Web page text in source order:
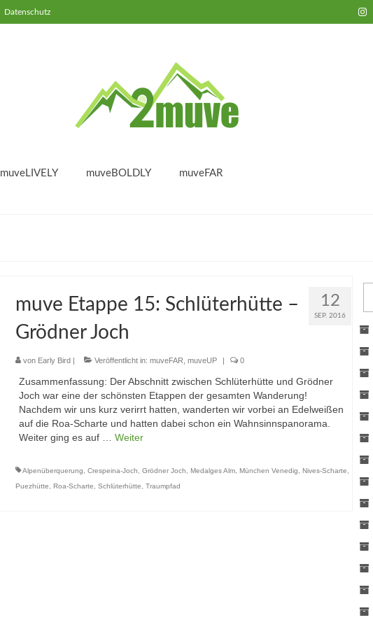
Datenschutz
muveLIVELY muveBOLDLY muveFAR
12
SEP. 2016
muve Etappe 15: Schlüterhütte –
Grödner Joch
von Early Bird| Veröffentlicht in: muveFAR muveUP | 0
Zusammenfassung: Der Abschnitt zwischen Schlüterhütte und Grödner
Joch war eine der schönsten Etappen der gesamten Wanderung!
Nachdem wir uns kurz verirrt hatten, wanderten wir vorbei an Edelweißen
auf die Roa-Scharte und hatten dabei schon ein Wahnsinnspanorama.
Weiter ging es auf … Weiter
Alpenüberquerung Crespeina-Joch Grödner Joch Medalges Alm, München Venedig Nives-Scharte
Puezhütte
Roa-Scharte Schlüterhütte Traumpfad